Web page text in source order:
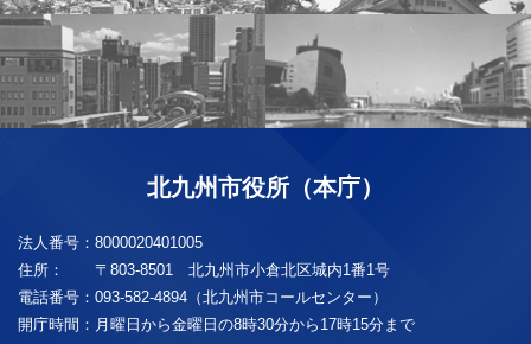
北九州市役所（本庁）
法人番号： 8000020401005
住所：
〒803-8501 北九州市小倉北区城内1番1号
電話番号： 093-582-4894（北九州市コールセンター）
開庁時間： 月曜日から金曜日の8時30分から17時15分まで